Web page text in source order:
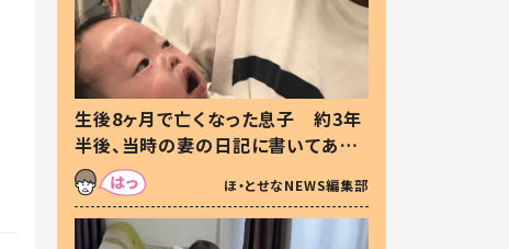
生後8ヶ月で亡くなった息子 約3年
半後、当時の妻の日記に書いてあっ
た本音とは
ほ・とせなNEWS編集部